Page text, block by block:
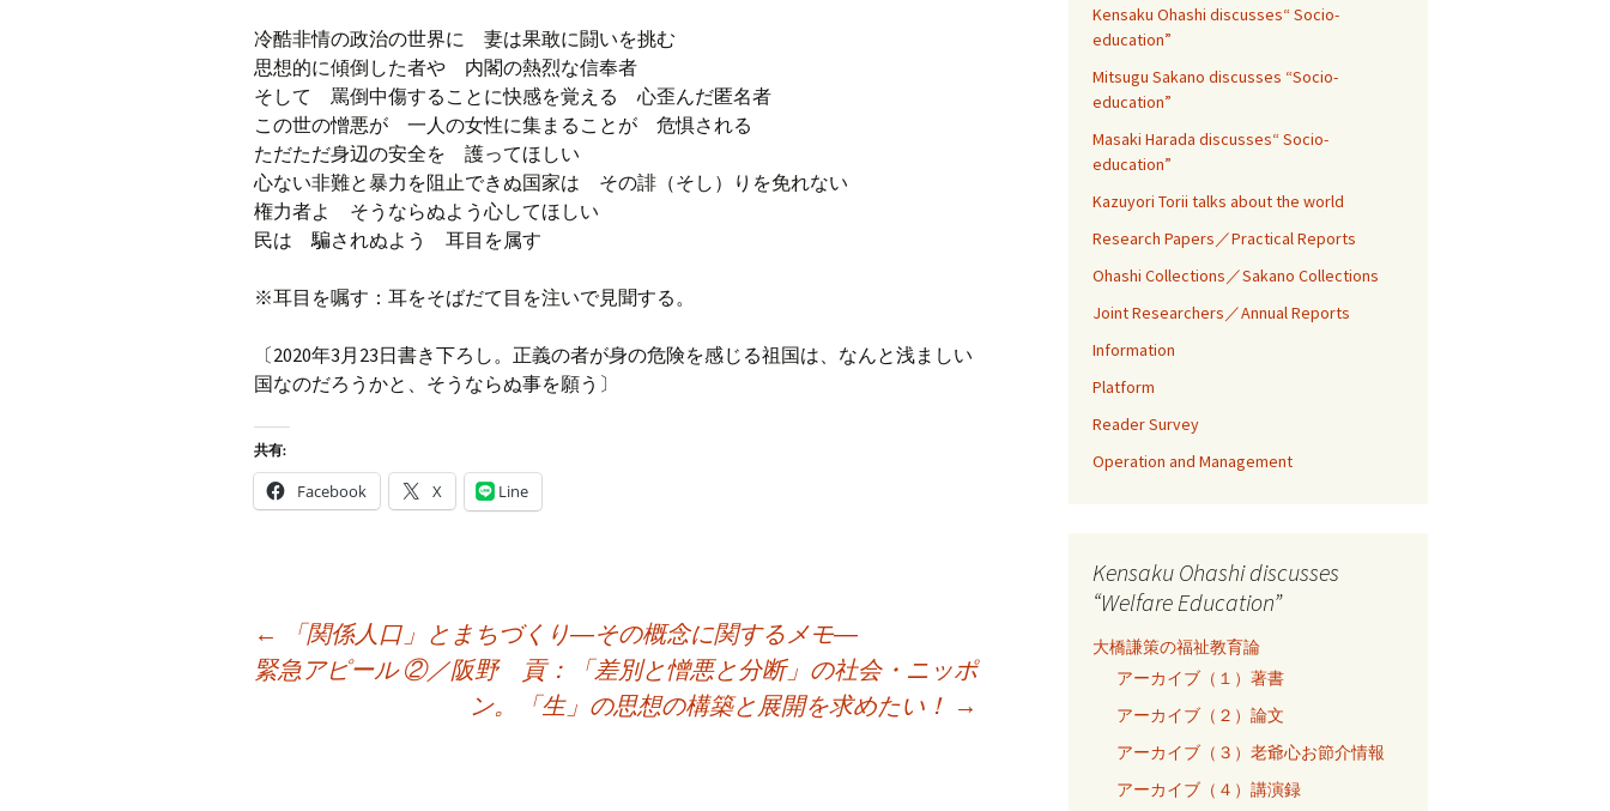
冷酷非情の政治の世界に 妻は果敢に闘いを挑む
思想的に傾倒した者や 内閣の熱烈な信奉者
そして 罵倒中傷することに快感を覚える 心歪んだ匿名者
この世の憎悪が 一人の女性に集まることが 危惧される
ただただ身辺の安全を 護ってほしい
心ない非難と暴力を阻止できぬ国家は その誹（そし）りを免れない
権力者よ そうならぬよう心してほしい
民は 騙されぬよう 耳目を属す
※耳目を嘱す：耳をそばだて目を注いで見聞する。
〔2020年3月23日書き下ろし。正義の者が身の危険を感じる祖国は、なんと浅ましい
国なのだろうかと、そうならぬ事を願う〕
共有:
Facebook X Line
←
「関係人口」とまちづくり―その概念に関するメモ―
緊急アピール ②／阪野 貢：「差別と憎悪と分断」の社会・ニッポ
ン。「生」の思想の構築と展開を求めたい！ →
Kensaku Ohashi discusses“ Socio-
education”
Mitsugu Sakano discusses “Socio-
education”
Masaki Harada discusses“ Socio-
education”
Kazuyori Torii talks about the world
Research Papers／Practical Reports
Ohashi Collections／Sakano Collections
Joint Researchers／Annual Reports
Information
Platform
Reader Survey
Operation and Management
Kensaku Ohashi discusses
“Welfare Education”
大橋謙策の福祉教育論
アーカイブ（１）著書
アーカイブ（２）論文
アーカイブ（３）老爺心お節介情報
アーカイブ（４）講演録